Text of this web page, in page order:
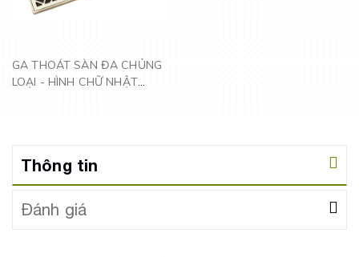
GA THOÁT SÀN ĐA CHỦNG
LOẠI - HÌNH CHỮ NHẬT
CLEANMAX
Thông tin
Đánh giá